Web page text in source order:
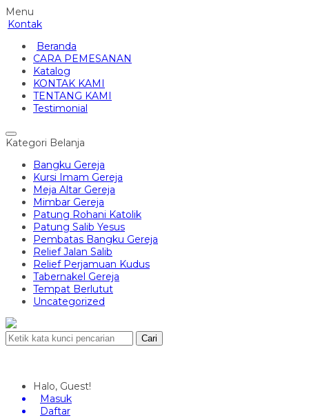
Menu
Kontak
Beranda
CARA PEMESANAN
Katalog
KONTAK KAMI
TENTANG KAMI
Testimonial
Kategori Belanja
Bangku Gereja
Kursi Imam Gereja
Meja Altar Gereja
Mimbar Gereja
Patung Rohani Katolik
Patung Salib Yesus
Pembatas Bangku Gereja
Relief Jalan Salib
Relief Perjamuan Kudus
Tabernakel Gereja
Tempat Berlutut
Uncategorized
Cari
Halo, Guest!
Masuk
Daftar